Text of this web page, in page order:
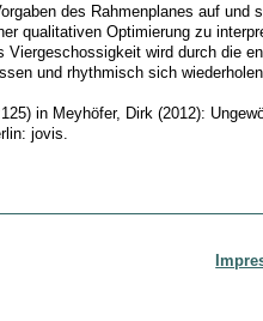
des Rahmenplanes auf und
qualitativen Optimierung zu
Viergeschossigkeit wird durch die
und rhythmisch sich
in Meyhöfer, Dirk (2012):
jovis.